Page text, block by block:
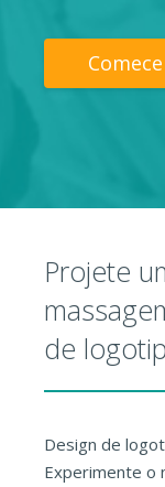
Projete
de
Design de
Experimente o